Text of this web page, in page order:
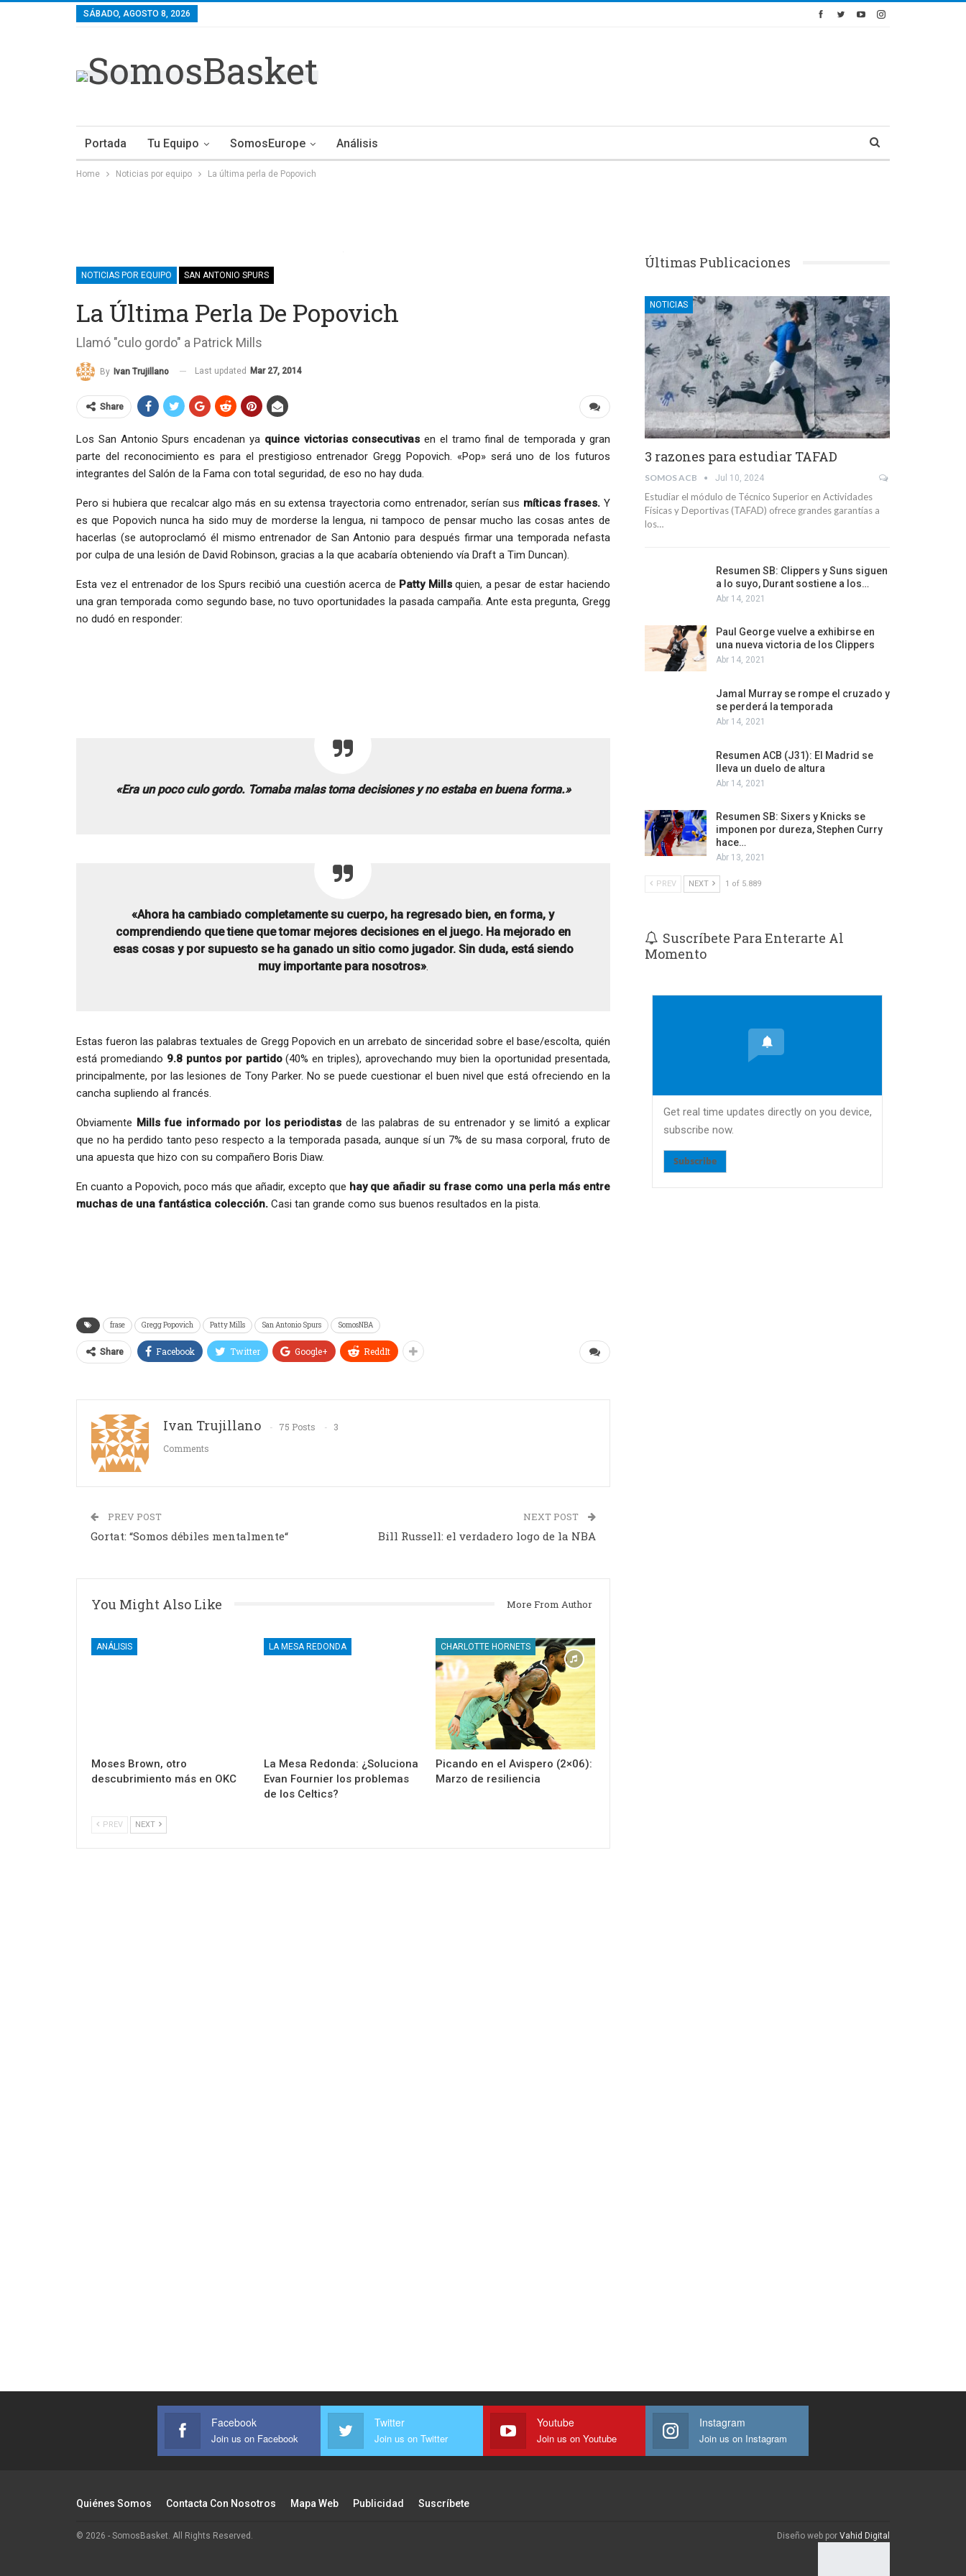
SÁBADO, AGOSTO 8, 2026
Portada Tu Equipo SomosEurope Análisis
Home Noticias por equipo La última perla de Popovich
NOTICIAS POR EQUIPO SAN ANTONIO SPURS
La Última Perla De Popovich
Llamó "culo gordo" a Patrick Mills
By Ivan Trujillano Last updated Mar 27, 2014
Share
Los San Antonio Spurs encadenan ya quince victorias consecutivas en el tramo final de temporada y gran
parte del reconocimiento es para el prestigioso entrenador Gregg Popovich. «Pop» será uno de los futuros
integrantes del Salón de la Fama con total seguridad, de eso no hay duda.
Pero si hubiera que recalcar algo más en su extensa trayectoria como entrenador, serían sus míticas frases. Y
es que Popovich nunca ha sido muy de morderse la lengua, ni tampoco de pensar mucho las cosas antes de
hacerlas (se autoproclamó él mismo entrenador de San Antonio para después firmar una temporada nefasta
por culpa de una lesión de David Robinson, gracias a la que acabaría obteniendo vía Draft a Tim Duncan).
Esta vez el entrenador de los Spurs recibió una cuestión acerca de Patty Millsquien, a pesar de estar haciendo
una gran temporada como segundo base, no tuvo oportunidades la pasada campaña. Ante esta pregunta, Gregg
no dudó en responder:
«Era un poco culo gordo. Tomaba malas toma decisiones y no estaba en buena forma.»
«Ahora ha cambiado completamente su cuerpo, ha regresado bien, en forma, y
comprendiendo que tiene que tomar mejores decisiones en el juego. Ha mejorado en
esas cosas y por supuesto se ha ganado un sitio como jugador. Sin duda, está siendo
muy importante para nosotros».
Estas fueron las palabras textuales de Gregg Popovich en un arrebato de sinceridad sobre el base/escolta, quién
está promediando 9.8 puntos por partido(40% en triples), aprovechando muy bien la oportunidad presentada,
principalmente, por las lesiones de Tony Parker. No se puede cuestionar el buen nivel que está ofreciendo en la
cancha supliendo al francés.
Obviamente Mills fue informado por los periodistas de las palabras de su entrenador y se limitó a explicar
que no ha perdido tanto peso respecto a la temporada pasada, aunque sí un 7% de su masa corporal, fruto de
una apuesta que hizo con su compañero Boris Diaw.
En cuanto a Popovich, poco más que añadir, excepto que hay que añadir su frase como una perla más entre
muchas de una fantástica colección. Casi tan grande como sus buenos resultados en la pista.
frase Gregg Popovich Patty Mills San Antonio Spurs SomosNBA
Share Facebook Twitter Google+ ReddIt
Ivan Trujillano 75 Posts
3
Comments
PREV POST
Gortat: “Somos débiles mentalmente“
NEXT POST
Bill Russell: el verdadero logo de la NBA
You Might Also Like More From Author
ANÁLISIS
Moses Brown, otro
descubrimiento más en OKC
LA MESA REDONDA
La Mesa Redonda: ¿Soluciona
Evan Fournier los problemas
de los Celtics?
CHARLOTTE HORNETS
Picando en el Avispero (2×06):
Marzo de resiliencia
PREV NEXT
Últimas Publicaciones
NOTICIAS
3 razones para estudiar TAFAD
SOMOS ACB Jul 10, 2024
Estudiar el módulo de Técnico Superior en Actividades
Físicas y Deportivas (TAFAD) ofrece grandes garantías a
los…
Resumen SB: Clippers y Suns siguen
a lo suyo, Durant sostiene a los…
Abr 14, 2021
Paul George vuelve a exhibirse en
una nueva victoria de los Clippers
Abr 14, 2021
Jamal Murray se rompe el cruzado y
se perderá la temporada
Abr 14, 2021
Resumen ACB (J31): El Madrid se
lleva un duelo de altura
Abr 14, 2021
Resumen SB: Sixers y Knicks se
imponen por dureza, Stephen Curry
hace…
Abr 13, 2021
PREV NEXT 1 of 5.889
Suscríbete Para Enterarte Al
Momento
Get real time updates directly on you device,
subscribe now.
Subscribe
Facebook
Join us on Facebook
Twitter
Join us on Twitter
Youtube
Join us on Youtube
Instagram
Join us on Instagram
Quiénes Somos Contacta Con Nosotros Mapa Web Publicidad Suscríbete
© 2026 - SomosBasket. All Rights Reserved. Diseño web por Vahid Digital